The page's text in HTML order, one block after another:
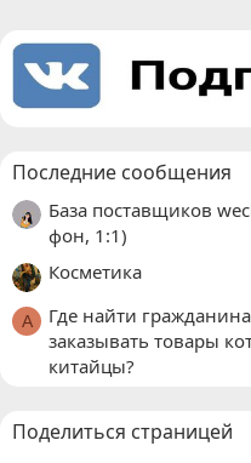
Последние сообщения
База поставщиков
фон, 1:1)
Косметика
A
Где найти
заказывать товары
китайцы?
Поделиться страницей